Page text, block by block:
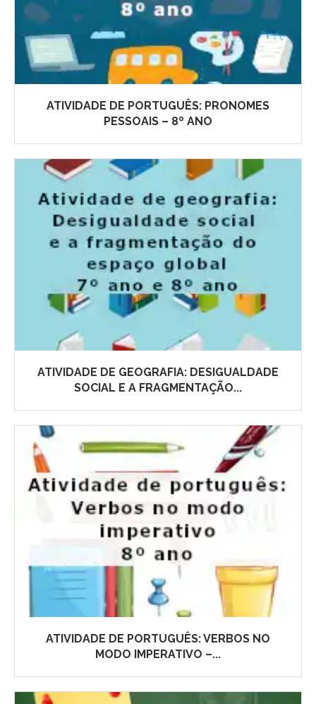
ATIVIDADE DE PORTUGUÊS: PRONOMES
PESSOAIS – 8º ANO
ATIVIDADE DE GEOGRAFIA: DESIGUALDADE
SOCIAL E A FRAGMENTAÇÃO...
ATIVIDADE DE PORTUGUÊS: VERBOS NO
MODO IMPERATIVO –...